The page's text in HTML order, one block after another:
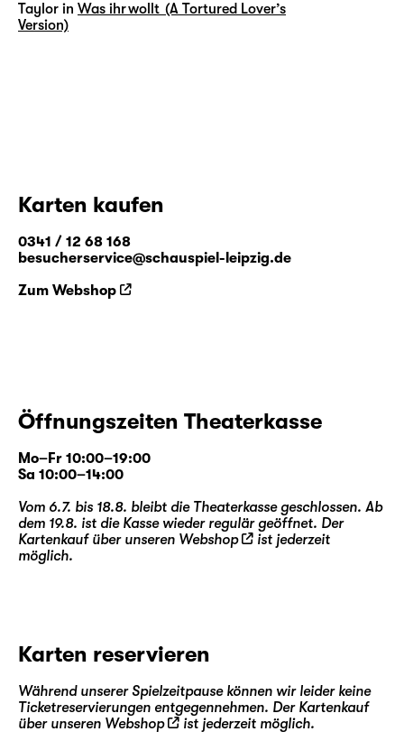
Taylor in Was ihr wollt (A Tortured Lover’s
Version)
Karten kaufen
0341 / 12 68 168
besucherservice@schauspiel-leipzig.de
Zum Webshop
Öffnungszeiten Theaterkasse
Mo–Fr 10:00–19:00
Sa 10:00–14:00
Vom 6.7. bis 18.8. bleibt die Theaterkasse geschlossen. Ab
dem 19.8. ist die Kasse wieder regulär geöffnet. Der
Kartenkauf über unseren Webshop
ist jederzeit
möglich.
Karten reservieren
Während unserer Spielzeitpause können wir leider keine
Ticketreservierungen entgegennehmen. Der Kartenkauf
über unseren Webshop ist jederzeit möglich.